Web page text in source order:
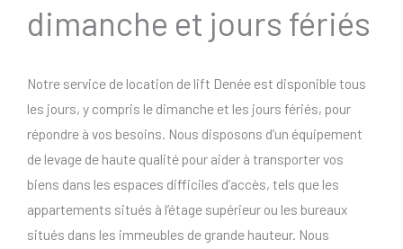
dimanche et jours fériés
Notre service de location de lift Denée est disponible tous
les jours, y compris le dimanche et les jours fériés, pour
répondre à vos besoins. Nous disposons d’un équipement
de levage de haute qualité pour aider à transporter vos
biens dans les espaces difficiles d’accès, tels que les
appartements situés à l’étage supérieur ou les bureaux
situés dans les immeubles de grande hauteur. Nous